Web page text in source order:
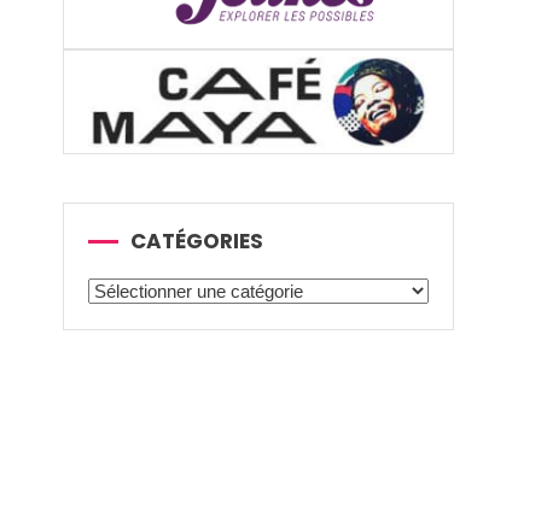
CATÉGORIES
Catégories